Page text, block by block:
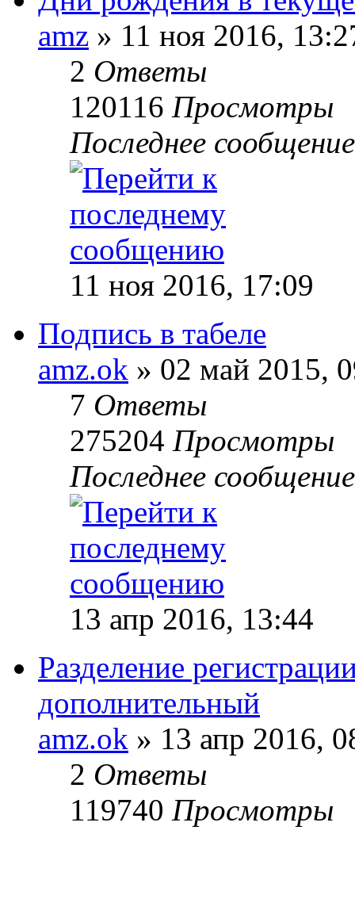
amz » 11 ноя 2016,
2 Ответы
120116 Просмотры
Последнее сообщение
11 ноя 2016, 17:09
Подпись в табеле
amz.ok » 02 май 2015,
7 Ответы
275204 Просмотры
Последнее сообщение
13 апр 2016, 13:44
Разделение
дополнительный
amz.ok » 13 апр 2016,
2 Ответы
119740 Просмотры